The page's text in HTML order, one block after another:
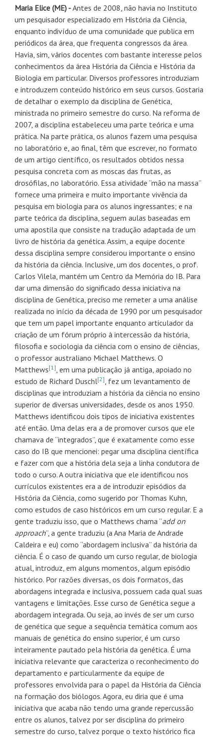
Maria Elice (ME) -Antes de 2008, não havia no Instituto
um pesquisador especializado em História da Ciência,
enquanto indivíduo de uma comunidade que publica em
periódicos da área, que frequenta congressos da área.
Havia, sim, vários docentes com bastante interesse pelos
conhecimentos da área História da Ciência e História da
Biologia em particular. Diversos professores introduziam
e introduzem conteúdo histórico em seus cursos. Gostaria
de detalhar o exemplo da disciplina de Genética,
ministrada no primeiro semestre do curso. Na reforma de
2007, a disciplina estabeleceu uma parte teórica e uma
prática. Na parte prática, os alunos fazem uma pesquisa
no laboratório e, ao final, têm que escrever, no formato
de um artigo científico, os resultados obtidos nessa
pesquisa concreta com as moscas das frutas, as
drosófilas, no laboratório. Essa atividade “mão na massa”
fornece uma primeira e muito importante vivência da
pesquisa em biologia para os alunos ingressantes; e na
parte teórica da disciplina, seguem aulas baseadas em
uma apostila que consiste na tradução adaptada de um
livro de história da genética. Assim, a equipe docente
dessa disciplina sempre considerou importante o ensino
da história da ciência. Inclusive, um dos docentes, o prof.
Carlos Vilela, mantém um Centro da Memória do IB. Para
dar uma dimensão do significado dessa iniciativa na
disciplina de Genética, preciso me remeter a uma análise
realizada no início da década de 1990 por um pesquisador
que tem um papel importante enquanto articulador da
criação de um fórum próprio à intercessão da história,
filosofia e sociologia da ciência com o ensino de ciências,
o professor australiano Michael Matthews. O
Matthews[1], em uma publicação já antiga, apoiado no
estudo de Richard Duschl[2], fez um levantamento de
disciplinas que introduziam a história da ciência no ensino
superior de diversas universidades, desde os anos 1950.
Matthews identificou dois tipos de iniciativa existentes
até então. Uma delas era a de promover cursos que ele
chamava de “integrados”, que é exatamente como esse
caso do IB que mencionei: pegar uma disciplina científica
e fazer com que a história dela seja a linha condutora de
todo o curso. A outra iniciativa que ele identificou nos
currículos existentes era a de introduzir episódios da
História da Ciência, como sugerido por Thomas Kuhn,
como estudos de caso históricos em um curso regular. E a
gente traduziu isso, que o Matthews chama “add on
approach”, a gente traduziu (a Ana Maria de Andrade
Caldeira e eu) como “abordagem inclusiva” da história da
ciência. É o caso de quando um curso regular, de biologia
atual, introduz, em alguns momentos, algum episódio
histórico. Por razões diversas, os dois formatos, das
abordagens integrada e inclusiva, possuem cada qual suas
vantagens e limitações. Esse curso de Genética segue a
abordagem integrada. Ou seja, ao invés de ser um curso
de genética que segue a sequência temática comum aos
manuais de genética do ensino superior, é um curso
inteiramente pautado pela história da genética. É uma
iniciativa relevante que caracteriza o reconhecimento do
departamento e particularmente da equipe de
professores envolvida para o papel da História da Ciência
na formação dos biólogos. Agora, eu diria que é uma
iniciativa que acaba não tendo uma grande repercussão
entre os alunos, talvez por ser disciplina do primeiro
semestre do curso, talvez porque o texto histórico fica